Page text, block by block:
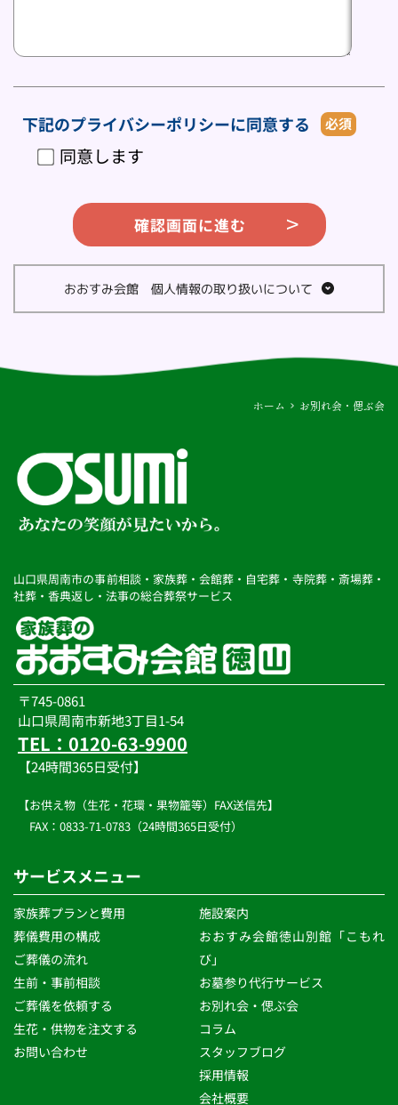
下記のプライバシーポリシーに同意する 必須
同意します
確認画面に進む
おおすみ会館　個人情報の取り扱いについて
おおすみ会館を運営する株式会社おおすみ（以下当社とい
針に基づき個人情報の保護に努めてまいります。
個人情報とは、氏名、住所、電話番号、メールアドレス、
生年月日、携帯電話における個体識別番号(UID)、その他の
情報で、個人を特定できる情報をいいます。
◆個人情報の取得および利用について
当社は、当社の事業活動やお客様へのより良いサービスを
することがあります。
(1)当社に採用活動目的でエントリーされたお客様に対する
(2)当社が求人情報を提供したお客様に対して、必要に応じ
た求人情報のご連絡
当社は、前項の目的以外の用途でエントリーされた個人情
報を利用しないものとします。
目的を明示し、その利用目的の範囲内で利用させていただ
きます。
◆個人情報の管理について
当社は、管理責任者の下、取得した個人情報について適切
不当なアクセス、破壊、改ざん、漏洩等を防止するために
必要な安全対策を講じ、個人情報の保護に努めてまいりま
す。 また、利用目的の遂行のために業務を委託する場合、
に関して適切な管理、監督を行ってまいります。
ユーザーの退会などの理由により当該の個人情報が不要に
なった場合については、すみやかに抹消いたします。
◆個人情報の開示について
当社は、ユーザー本人からの個人情報開示、変更、利用停
止、削除の要求が行われた場合、各サービスの利用規約に
おいて定める開示方法に基づき受け入れるものとします。
◆個人情報保護関連法令等の遵守について
当社は「個人情報の保護に関する法律」、その他、個人情
報保護に関する各種法令及びその他の規範を遵守いたしま
す。
◆個人情報の第三者提供について
ホーム お別れ会・偲ぶ会
山口県周南市の事前相談・家族葬・会館葬・自宅葬・寺院葬・斎場葬・
社葬・香典返し・法事の総合葬祭サービス
〒745-0861
山口県周南市新地3丁目1-54
TEL：0120-63-9900
【24時間365日受付】
【お供え物（生花・花環・果物籠等）FAX送信先】
FAX：0833-71-0783（24時間365日受付）
サービスメニュー
家族葬プランと費用
葬儀費用の構成
ご葬儀の流れ
生前・事前相談
ご葬儀を依頼する
生花・供物を注文する
お問い合わせ
施設案内
おおすみ会館徳山別館「こもれ
び」
お墓参り代行サービス
お別れ会・偲ぶ会
コラム
スタッフブログ
採用情報
会社概要